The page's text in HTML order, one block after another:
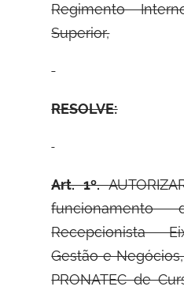
Regimento
Superior,
RESOLVE:
Art. 1º.
Recepcionista
Gestão e
PRONATEC de